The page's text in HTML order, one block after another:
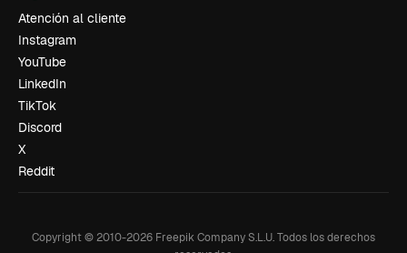
Atención al cliente
Instagram
YouTube
LinkedIn
TikTok
Discord
X
Reddit
Copyright © 2010-2026 Freepik Company S.L.U.Todos los derechos